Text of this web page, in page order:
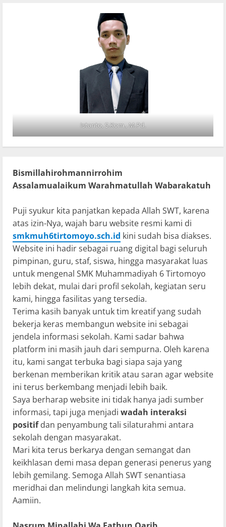
Istanto, S.Kom., M.Pd.
Bismillahirohmannirrohim
Assalamualaikum Warahmatullah Wabarakatuh
Puji syukur kita panjatkan kepada Allah SWT, karena
atas izin-Nya, wajah baru website resmi kami di
smkmuh6tirtomoyo.sch.id kini sudah bisa diakses.
Website ini hadir sebagai ruang digital bagi seluruh
pimpinan, guru, staf, siswa, hingga masyarakat luas
untuk mengenal SMK Muhammadiyah 6 Tirtomoyo
lebih dekat, mulai dari profil sekolah, kegiatan seru
kami, hingga fasilitas yang tersedia.
Terima kasih banyak untuk tim kreatif yang sudah
bekerja keras membangun website ini sebagai
jendela informasi sekolah. Kami sadar bahwa
platform ini masih jauh dari sempurna. Oleh karena
itu, kami sangat terbuka bagi siapa saja yang
berkenan memberikan kritik atau saran agar website
ini terus berkembang menjadi lebih baik.
Saya berharap website ini tidak hanya jadi sumber
informasi, tapi juga menjadi wadah interaksi
positifdan penyambung tali silaturahmi antara
sekolah dengan masyarakat.
Mari kita terus berkarya dengan semangat dan
keikhlasan demi masa depan generasi penerus yang
lebih gemilang. Semoga Allah SWT senantiasa
meridhai dan melindungi langkah kita semua.
Aamiin.